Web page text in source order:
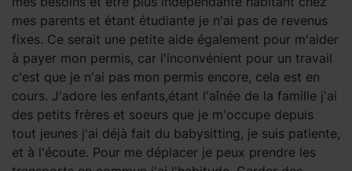
mes parents et étant étudiante je n'ai pas de revenus
fixes. Ce serait une petite aide également pour m'aider
à payer mon permis, car l'inconvénient pour un travail
c'est que je n'ai pas mon permis encore, cela est en
cours. J'adore les enfants,étant l'aînée de la famille j'ai
des petits frères et soeurs que je m'occupe depuis
tout jeunes j'ai déjà fait du babysitting, je suis patiente,
et à l'écoute. Pour me déplacer je peux prendre les